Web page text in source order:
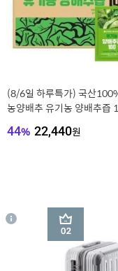
(8/6일 하루특가) 국산
농양배추 유기농 양배추즙
44% 22,440원
상
2